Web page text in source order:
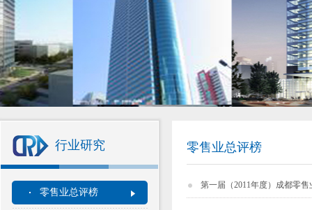
3
行业研究
零售业总评榜
零售业总评榜
第一届（2011年度）成都零售